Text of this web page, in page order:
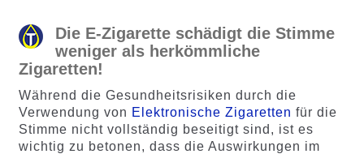
Die E-Zigarette schädigt die Stimme
weniger als herkömmliche
Zigaretten!
Während die Gesundheitsrisiken durch die
Verwendung von Elektronische Zigaretten für die
Stimme nicht vollständig beseitigt sind, ist es
wichtig zu betonen, dass die Auswirkungen im